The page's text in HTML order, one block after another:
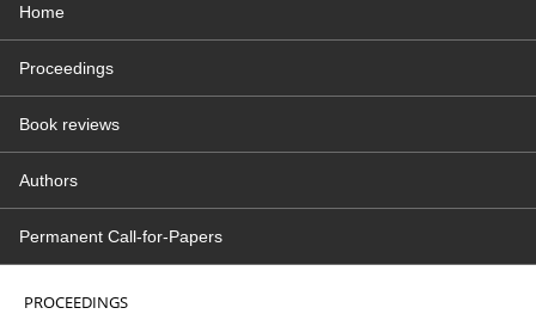
Home
Proceedings
Book reviews
Authors
Permanent Call-for-Papers
PROCEEDINGS